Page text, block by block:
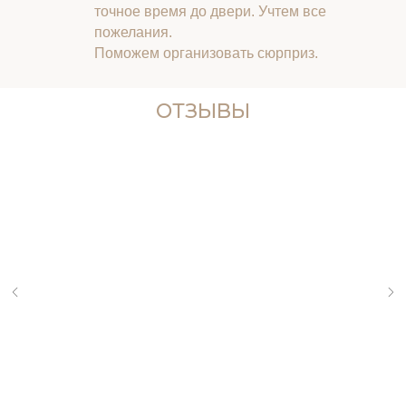
точное время до двери. Учтем все
пожелания.
Поможем организовать сюрприз.
ОТЗЫВЫ